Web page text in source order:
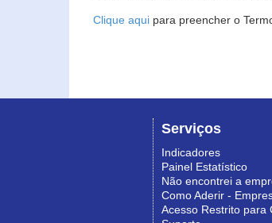
Clique aqui para preencher o
Serviços
Indicadores
Painel Estatístico
Não encontrei a
Como Aderir -
Acesso Restrito para